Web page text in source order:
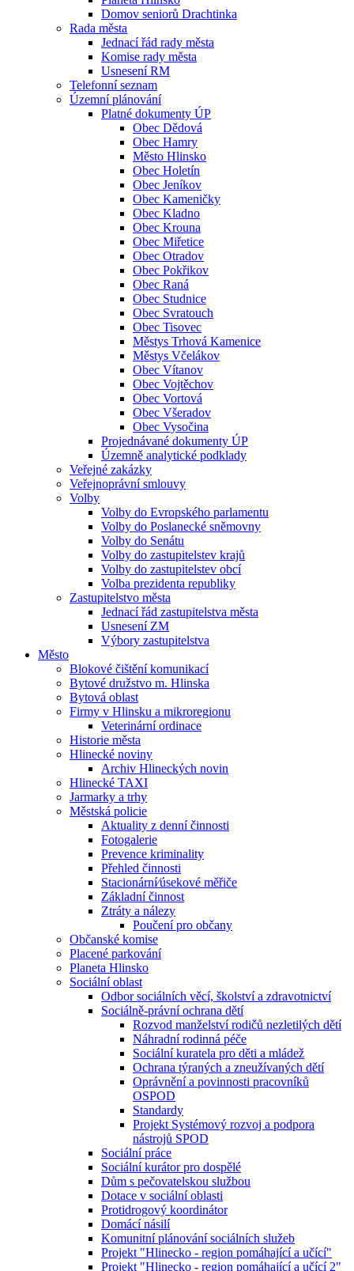
Domov seniorů Drachtinka
Rada města
Jednací řád rady města
Komise rady města
Usnesení RM
Telefonní seznam
Územní plánování
Platné dokumenty ÚP
Obec Dědová
Obec Hamry
Město Hlinsko
Obec Holetín
Obec Jeníkov
Obec Kameničky
Obec Kladno
Obec Krouna
Obec Miřetice
Obec Otradov
Obec Pokřikov
Obec Raná
Obec Studnice
Obec Svratouch
Obec Tisovec
Městys Trhová Kamenice
Městys Včelákov
Obec Vítanov
Obec Vojtěchov
Obec Vortová
Obec Všeradov
Obec Vysočina
Projednávané dokumenty ÚP
Územně analytické podklady
Veřejné zakázky
Veřejnoprávní smlouvy
Volby
Volby do Evropského parlamentu
Volby do Poslanecké sněmovny
Volby do Senátu
Volby do zastupitelstev krajů
Volby do zastupitelstev obcí
Volba prezidenta republiky
Zastupitelstvo města
Jednací řád zastupitelstva města
Usnesení ZM
Výbory zastupitelstva
Město
Blokové čištění komunikací
Bytové družstvo m. Hlinska
Bytová oblast
Firmy v Hlinsku a mikroregionu
Veterinární ordinace
Historie města
Hlinecké noviny
Archiv Hlineckých novin
Hlinecké TAXI
Jarmarky a trhy
Městská policie
Aktuality z denní činnosti
Fotogalerie
Prevence kriminality
Přehled činnosti
Stacionární⁄úsekové měřiče
Základní činnost
Ztráty a nálezy
Poučení pro občany
Občanské komise
Placené parkování
Planeta Hlinsko
Sociální oblast
Odbor sociálních věcí, školství a zdravotnictví
Sociálně-právní ochrana dětí
Rozvod manželství rodičů nezletilých dětí
Náhradní rodinná péče
Sociální kuratela pro děti a mládež
Ochrana týraných a zneužívaných dětí
Oprávnění a povinnosti pracovníků
OSPOD
Standardy
Projekt Systémový rozvoj a podpora
nástrojů SPOD
Sociální práce
Sociální kurátor pro dospělé
Dům s pečovatelskou službou
Dotace v sociální oblasti
Protidrogový koordinátor
Domácí násilí
Komunitní plánování sociálních služeb
Projekt "Hlinecko - region pomáhající a učící"
Projekt "Hlinecko - region pomáhající a učící 2"